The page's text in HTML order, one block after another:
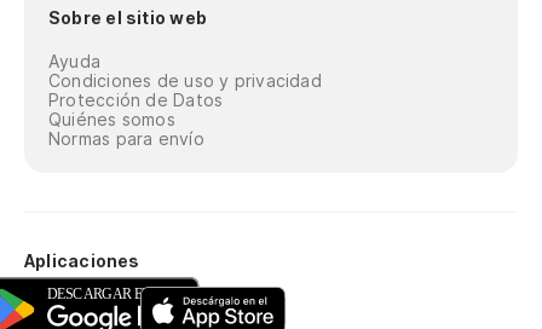
Sobre el sitio web
Ayuda
Condiciones de uso y privacidad
Protección de Datos
Quiénes somos
Normas para envío
Aplicaciones